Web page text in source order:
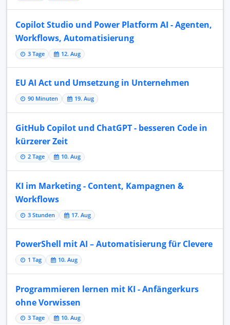
Copilot Studio und Power Platform AI - Agenten,
Workflows, Automatisierung
3 Tage 12. Aug
EU AI Act und Umsetzung in Unternehmen
90 Minuten 19. Aug
GitHub Copilot und ChatGPT - besseren Code in
kürzerer Zeit
2 Tage 10. Aug
KI im Marketing - Content, Kampagnen &
Workflows
3 Stunden 17. Aug
PowerShell mit AI – Automatisierung für Clevere
1 Tag 10. Aug
Programmieren lernen mit KI - Anfängerkurs
ohne Vorwissen
3 Tage 10. Aug